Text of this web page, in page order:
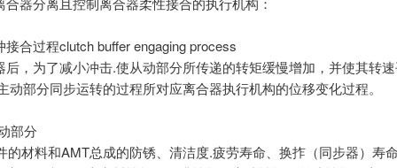
接合过程clutch buffer engaging process
后，为了减小冲击.使从动部分所传递的转矩缓慢增加，并使其转
动部分同步运转的过程所对应离合器执行机构的位移变化过程。
部分
的材料和AMT总成的防锈、清洁度.疲劳寿命、换拃（同步器）寿